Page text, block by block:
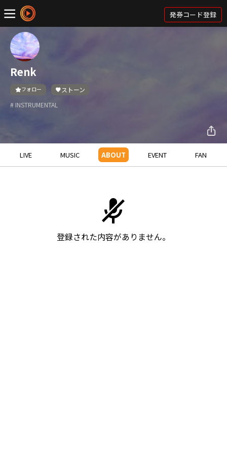
発券コード登録
Renk
フォロー
ストーン
# INSTRUMENTAL
LIVE MUSIC ABOUT EVENT FAN
登録された内容がありません。